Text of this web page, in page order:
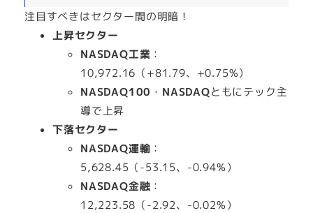
注目すべきはセクター間の明暗！
上昇セクター
NASDAQ工業 ：
10,972.16（+81.79、+0.75%）
NASDAQ100 ・ NASDAQともにテック主
導で上昇
下落セクター
NASDAQ運輸 ：
5,628.45（-53.15、-0.94%）
NASDAQ金融 ：
12,223.58（-2.92、-0.02%）